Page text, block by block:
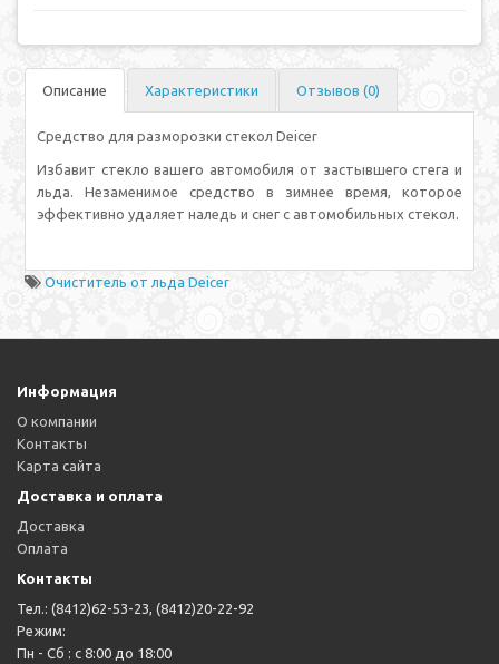
Описание Характеристики Отзывов (0)
Средство для разморозки стекол Deicer
Избавит стекло вашего автомобиля от застывшего стега и
льда. Незаменимое средство в зимнее время, которое
эффективно удаляет наледь и снег с автомобильных стекол.
Очиститель от льда Deicer
Информация
О компании
Контакты
Карта сайта
Доставка и оплата
Доставка
Оплата
Контакты
Тел.: (8412)62-53-23, (8412)20-22-92
Режим:
Пн - Сб : с 8:00 до 18:00